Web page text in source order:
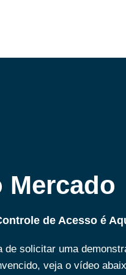
Mercado
de Acesso é
de solicitar uma
veja o vídeo